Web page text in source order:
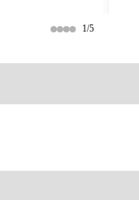
1/5